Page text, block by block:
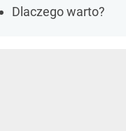
Dlaczego warto?